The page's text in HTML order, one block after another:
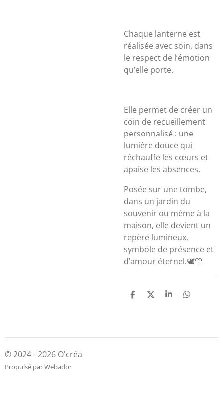
Chaque lanterne est
réalisée avec soin, dans
le respect de l’émotion
qu’elle porte.
Elle permet de créer un
coin de recueillement
personnalisé : une
lumière douce qui
réchauffe les cœurs et
apaise les absences.
Posée sur une tombe,
dans un jardin du
souvenir ou même à la
maison, elle devient un
repère lumineux,
symbole de présence et
d’amour éternel.🕊️🤍
P
g
P
g
P
g
P
g
© 2024 - 2026 O'créa
Propulsé parWebador